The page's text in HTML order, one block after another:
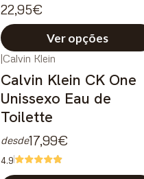
22,95€
Ver opções
|Calvin Klein
Calvin Klein CK One
Unissexo Eau de
Toilette
desde17,99€
4.9